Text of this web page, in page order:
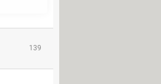
139